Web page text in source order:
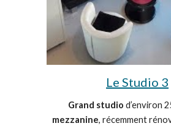
Le Studio 3
Grand studio d’environ
mezzanine, récemment